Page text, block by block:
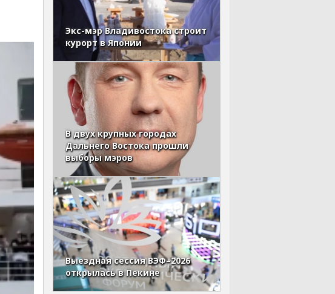
Экс-мэр Владивостока строит
курорт в Японии
В двух крупных городах
Дальнего Востока прошли
выборы мэров
Выездная сессия ВЭФ–2026
открылась в Пекине